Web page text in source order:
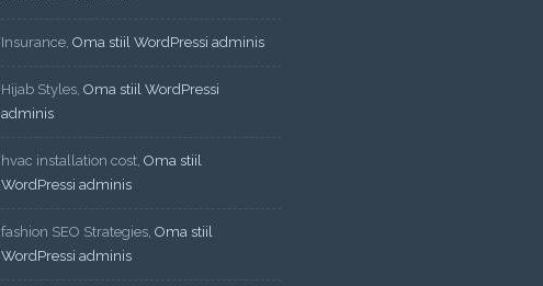
Insurance Oma stiil WordPressi adminis
Hijab Styles Oma stiil WordPressi
adminis
hvac installation cost Oma stiil
WordPressi adminis
fashion SEO Strategies Oma stiil
WordPressi adminis